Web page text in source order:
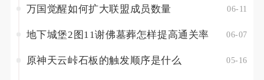
万国觉醒如何扩大联盟成员数量 06-11
地下城堡2图11谢佛墓葬怎样提高通关率 06-07
原神天云峠石板的触发顺序是什么 05-16